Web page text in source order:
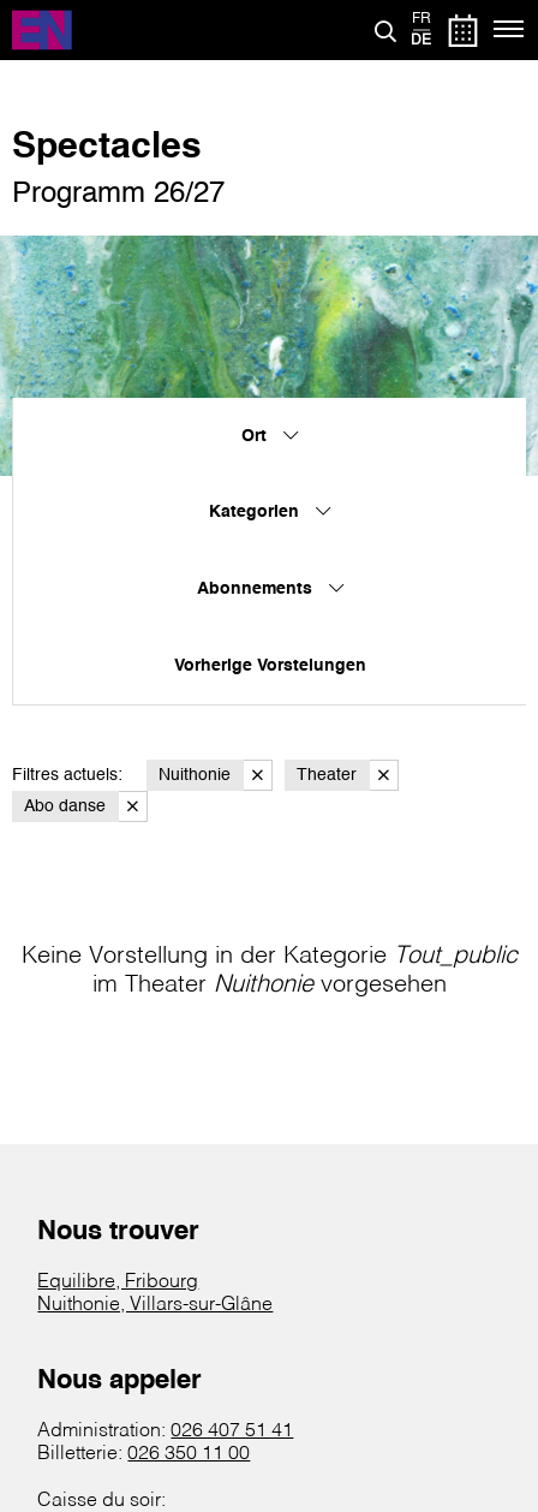
Direkt
zum
Inhalt
FR
DE
Spectacles
Programm 26/27
Ort
Kategorien
Abonnements
Vorherige Vorstelungen
Filtres actuels: Nuithonie
Theater
Abo danse
Keine Vorstellung in der Kategorie Tout_public
im Theater Nuithonievorgesehen
Nous trouver
Equilibre, Fribourg
Nuithonie, Villars-sur-Glâne
Nous appeler
Administration:026 407 51 41
Billetterie:026 350 11 00
Caisse du soir: